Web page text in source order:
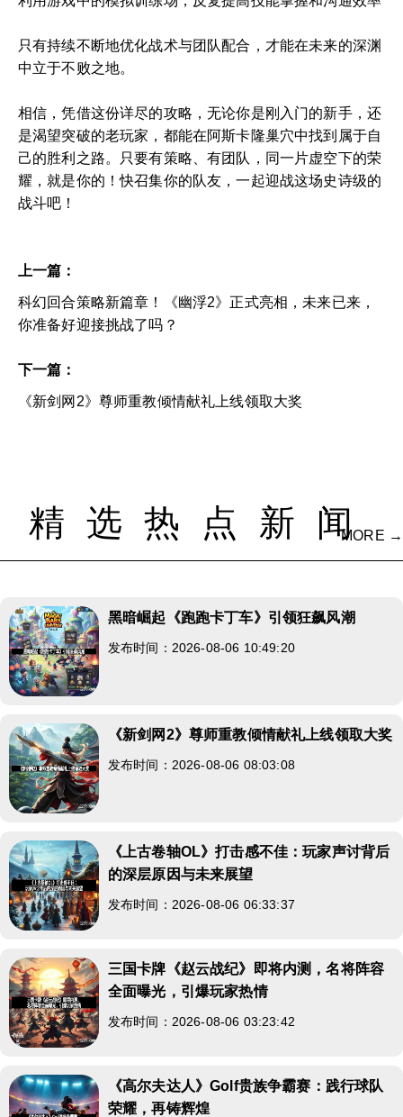
只有持续不断地优化战术与团队配合，才能在未来的深渊
中立于不败之地。
相信，凭借这份详尽的攻略，无论你是刚入门的新手，还
是渴望突破的老玩家，都能在阿斯卡隆巢穴中找到属于自
己的胜利之路。只要有策略、有团队，同一片虚空下的荣
耀，就是你的！快召集你的队友，一起迎战这场史诗级的
战斗吧！
上一篇：
科幻回合策略新篇章！《幽浮2》正式亮相，未来已来，
你准备好迎接挑战了吗？
下一篇：
《新剑网2》尊师重教倾情献礼上线领取大奖
精选热点新闻
MORE →
黑暗崛起《跑跑卡丁车》引领狂飙风潮
发布时间：2026-08-06 10:49:20
《新剑网2》尊师重教倾情献礼上线领取大奖
发布时间：2026-08-06 08:03:08
《上古卷轴OL》打击感不佳：玩家声讨背后
的深层原因与未来展望
发布时间：2026-08-06 06:33:37
三国卡牌《赵云战纪》即将内测，名将阵容
全面曝光，引爆玩家热情
发布时间：2026-08-06 03:23:42
《高尔夫达人》Golf贵族争霸赛：践行球队
荣耀，再铸辉煌